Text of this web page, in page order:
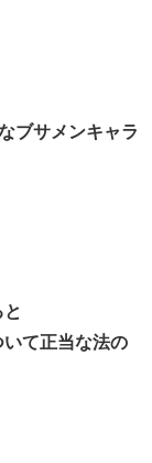
ブサメンキャラ
て正当な法の